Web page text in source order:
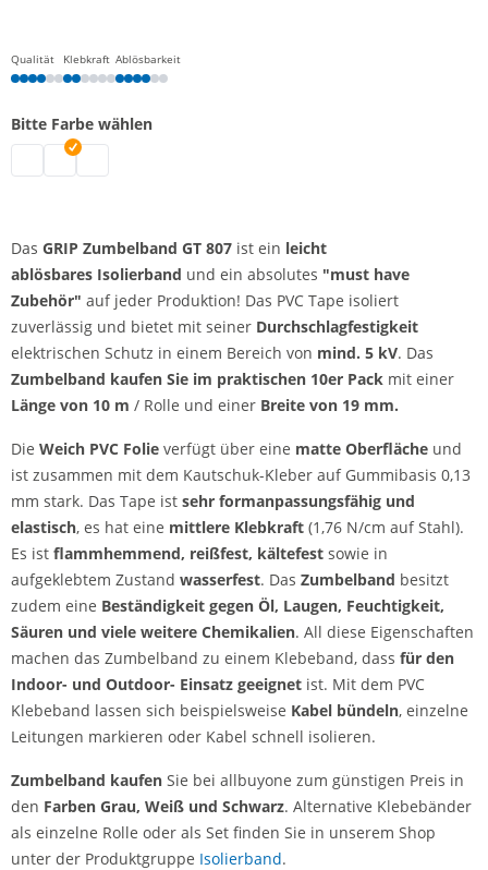
Qualität Klebkraft Ablösbarkeit
Bitte Farbe wählen
Zumbelband | grau
Zumbelband | schwarz
Zumbelband | weiß
Das GRIP Zumbelband GT 807 ist ein leicht
ablösbares Isolierband und ein absolutes "must have
Zubehör" auf jeder Produktion! Das PVC Tape isoliert
zuverlässig und bietet mit seiner Durchschlagfestigkeit
elektrischen Schutz in einem Bereich von mind. 5 kV. Das
Zumbelband kaufen Sie im praktischen 10er Pack mit einer
Länge von 10 m / Rolle und einer Breite von 19 mm.
Die Weich PVC Folie verfügt über eine matte Oberfläche und
ist zusammen mit dem Kautschuk-Kleber auf Gummibasis 0,13
mm stark. Das Tape ist sehr formanpassungsfähig und
elastisch, es hat eine mittlere Klebkraft (1,76 N/cm auf Stahl).
Es ist flammhemmend, reißfest, kältefest sowie in
aufgeklebtem Zustand wasserfest. Das Zumbelband besitzt
zudem eine Beständigkeit gegen Öl, Laugen, Feuchtigkeit,
Säuren und viele weitere Chemikalien. All diese Eigenschaften
machen das Zumbelband zu einem Klebeband, dass für den
Indoor- und Outdoor- Einsatz geeignet ist. Mit dem PVC
Klebeband lassen sich beispielsweise Kabel bündeln, einzelne
Leitungen markieren oder Kabel schnell isolieren.
Zumbelband kaufen Sie bei allbuyone zum günstigen Preis in
den Farben Grau, Weiß und Schwarz. Alternative Klebebänder
als einzelne Rolle oder als Set finden Sie in unserem Shop
unter der Produktgruppe Isolierband.